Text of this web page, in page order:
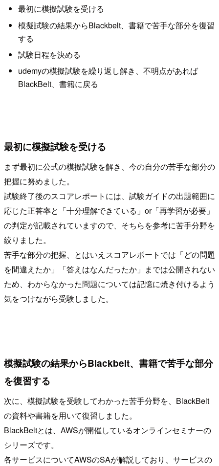
最初に模擬試験を受ける
模擬試験の結果からBlackbelt、書籍で苦手な部分を復習
する
試験日程を決める
udemyの模擬試験を繰り返し解き、不明点があれば
BlackBelt、書籍に戻る
最初に模擬試験を受ける
まず最初に公式の模擬試験を解き、今の自分の苦手な部分の
把握に努めました。
試験終了後のスコアレポートには、試験ガイドの出題範囲に
応じた正答率と「十分理解できている」or「再学習が必要」
の判定が記載されていますので、そちらを参考に苦手分野を
絞りました。
苦手な部分の把握、とはいえスコアレポートでは「どの問題
を間違えたか」「答えはなんだったか」までは公開されない
ため、わからなかった問題については記憶に焼き付けるよう
気をつけながら受験しました。
模擬試験の結果からBlackbelt、書籍で苦手な部分
を復習する
次に、模擬試験を受験してわかった苦手分野を、BlackBelt
の資料や書籍を用いて復習しました。
BlackBeltとは、AWSが開催しているオンラインセミナーの
シリーズです。
各サービスについてAWSのSAが解説しており、サービスの